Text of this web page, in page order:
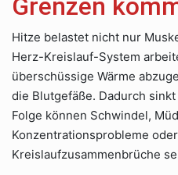
Grenzen
Hitze belastet nicht nur
Herz-Kreislauf-System
überschüssige Wärme
die Blutgefäße. Dadurch
Folge können Schwindel,
Konzentrationsprobleme
Kreislaufzusammenbrüche